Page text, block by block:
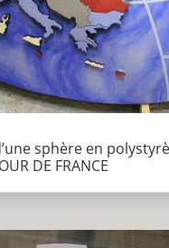
sphère en
DE FRANCE